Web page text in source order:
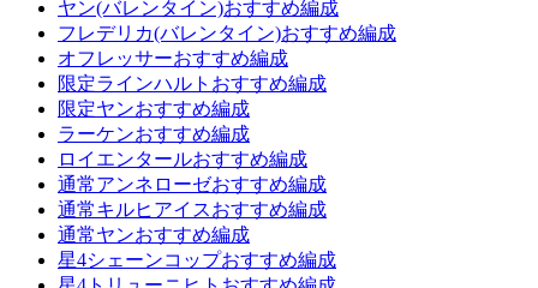
ヤン(バレンタイン)おすすめ編成
フレデリカ(バレンタイン)おすすめ編成
オフレッサーおすすめ編成
限定ラインハルトおすすめ編成
限定ヤンおすすめ編成
ラーケンおすすめ編成
ロイエンタールおすすめ編成
通常アンネローゼおすすめ編成
通常キルヒアイスおすすめ編成
通常ヤンおすすめ編成
星4シェーンコップおすすめ編成